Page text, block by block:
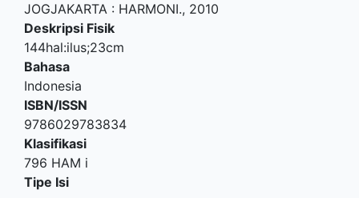
JOGJAKARTA : HARMONI., 2010
Deskripsi Fisik
144hal:ilus;23cm
Bahasa
Indonesia
ISBN/ISSN
9786029783834
Klasifikasi
796 HAM i
Tipe Isi